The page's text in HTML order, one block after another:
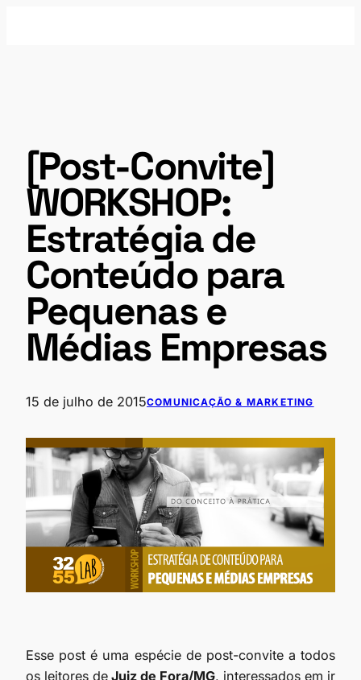
[Post-Convite]
WORKSHOP:
Estratégia de
Conteúdo para
Pequenas e
Médias Empresas
15 de julho de 2015COMUNICAÇÃO & MARKETING
Esse post é uma espécie de post-convite a todos
os leitores de Juiz de Fora/MG, interessados em ir